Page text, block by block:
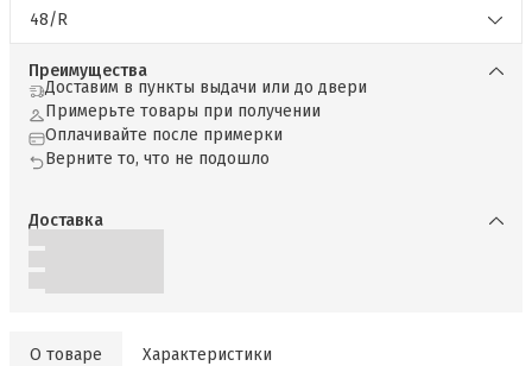
48/R
Преимущества
Доставим в пункты выдачи или до двери
Примерьте товары при получении
Оплачивайте после примерки
Верните то, что не подошло
Доставка
О товаре Характеристики